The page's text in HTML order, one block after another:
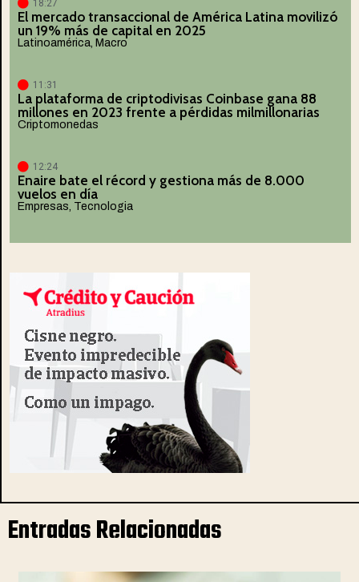
18:27
El mercado transaccional de América Latina movilizó
un 19% más de capital en 2025
Latinoamérica Macro
11:31
La plataforma de criptodivisas Coinbase gana 88
millones en 2023 frente a pérdidas milmillonarias
Criptomonedas
12:24
Enaire bate el récord y gestiona más de 8.000
vuelos en día
Empresas Tecnologia
Entradas Relacionadas